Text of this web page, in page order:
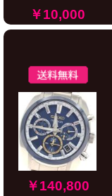
￥10,000
￥140,800